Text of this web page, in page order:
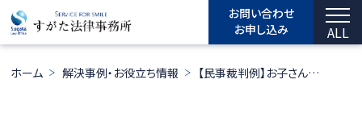
お問い合わせ
お申し込み
ALL
ホーム 解決事例・お役立ち情報 【民事裁判例】お子さんの方からお父さんとの親子関係を否定することは許しません（最判平成２６年７月１７日）。